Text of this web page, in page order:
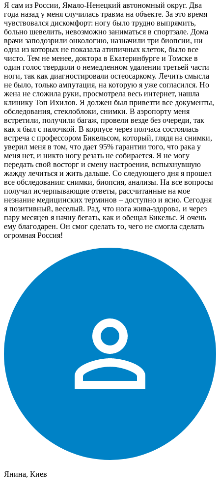
Я сам из России, Ямало-Ненецкий автономный округ. Два
года назад у меня случилась травма на объекте. За это время
чувствовался дискомфорт: ногу было трудно выпрямить,
больно шевелить, невозможно заниматься в спортзале. Дома
врачи заподозрили онкологию, назначили три биопсии, ни
одна из которых не показала атипичных клеток, было все
чисто. Тем не менее, доктора в Екатеринбурге и Томске в
один голос твердили о немедленном удалении третьей части
ноги, так как диагностировали остеосаркому. Лечить смысла
не было, только ампутация, на которую я уже согласился. Но
жена не сложила руки, просмотрела весь интернет, нашла
клинику Топ Ихилов. Я должен был привезти все документы,
обследования, стеклоблоки, снимки. В аэропорту меня
встретили, получили багаж, провели везде без очереди, так
как я был с палочкой. В корпусе через полчаса состоялась
встреча с профессором Бикельсом, который, глядя на снимки,
уверил меня в том, что дает 95% гарантии того, что рака у
меня нет, и никто ногу резать не собирается. Я не могу
передать свой восторг и смену настроения, вспыхнувшую
жажду лечиться и жить дальше. Со следующего дня я прошел
все обследования: снимки, биопсия, анализы. На все вопросы
получал исчерпывающие ответы, рассчитанные на мое
незнание медицинских терминов – доступно и ясно. Сегодня
я позитивный, веселый. Рад, что нога жива-здорова, и через
пару месяцев я начну бегать, как и обещал Бикельс. Я очень
ему благодарен. Он смог сделать то, чего не смогла сделать
огромная Россия!
Янина, Киев